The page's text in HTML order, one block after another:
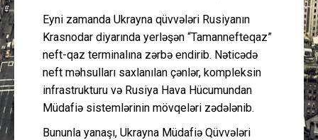
Eyni zamanda Ukrayna qüvvələri Rusiyanın
Krasnodar diyarında yerləşən “Tamannefteqaz”
neft-qaz terminalına zərbə endirib. Nəticədə
neft məhsulları saxlanılan çənlər, kompleksin
infrastrukturu və Rusiya Hava Hücumundan
Müdafiə sistemlərinin mövqeləri zədələnib.
Bununla yanaşı, Ukrayna Müdafiə Qüvvələri